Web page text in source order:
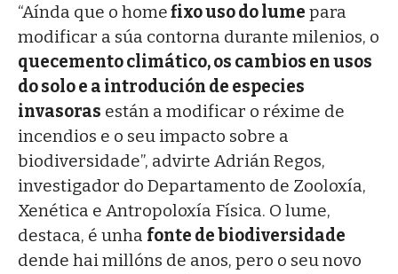
“Aínda que o homefixo uso do lume para
modificar a súa contorna durante milenios, o
quecemento climático, os cambios en usos
do solo e a introdución de especies
invasoras están a modificar o réxime de
incendios e o seu impacto sobre a
biodiversidade”, advirte Adrián Regos,
investigador do Departamento de Zooloxía,
Xenética e Antropoloxía Física. O lume,
destaca, é unha fonte de biodiversidade
dende hai millóns de anos, pero o seu novo